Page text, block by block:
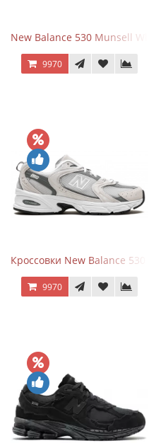
New Balance 530 Munsell White
9970
Кроссовки New Balance 530
9970